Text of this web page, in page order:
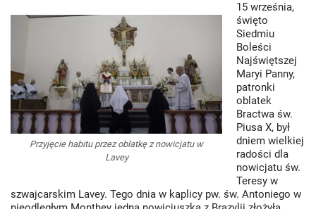
Przyjęcie habitu przez oblatkę z nowicjatu w
Lavey
15 września,
święto
Siedmiu
Boleści
Najświętszej
Maryi Panny,
patronki
oblatek
Bractwa św.
Piusa X, był
dniem wielkiej
radości dla
nowicjatu św.
Teresy w
szwajcarskim Lavey. Tego dnia w kaplicy pw. św. Antoniego w